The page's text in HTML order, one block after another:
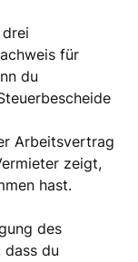
für
du
Arbeitsvertrag
zeigt,
hast.
des
dass du